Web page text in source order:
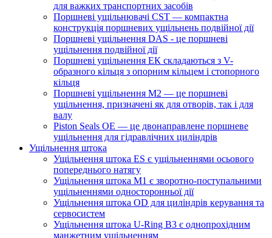
для важких транспортних засобів
Поршневі ущільнювачі CST — компактна
конструкція поршневих ущільнень подвійної дії
Поршневі ущільнення DAS - це поршневі
ущільнення подвійної дії
Поршневі ущільнення ЕК складаються з V-
образного кільця з опорним кільцем і стопорного
кільця
Поршневі ущільнення M2 — це поршневі
ущільнення, призначені як для отворів, так і для
валу
Piston Seals OE — це двонаправлене поршневе
ущільнення для гідравлічних циліндрів
Ущільнення штока
Ущільнення штока ES є ущільненнями осьового
попереднього натягу
Ущільнення штока M1 є зворотно-поступальними
ущільненнями односторонньої дії
Ущільнення штока OD для циліндрів керування та
сервосистем
Ущільнення штока U-Ring B3 є однопрохідним
манжетним ущільненням